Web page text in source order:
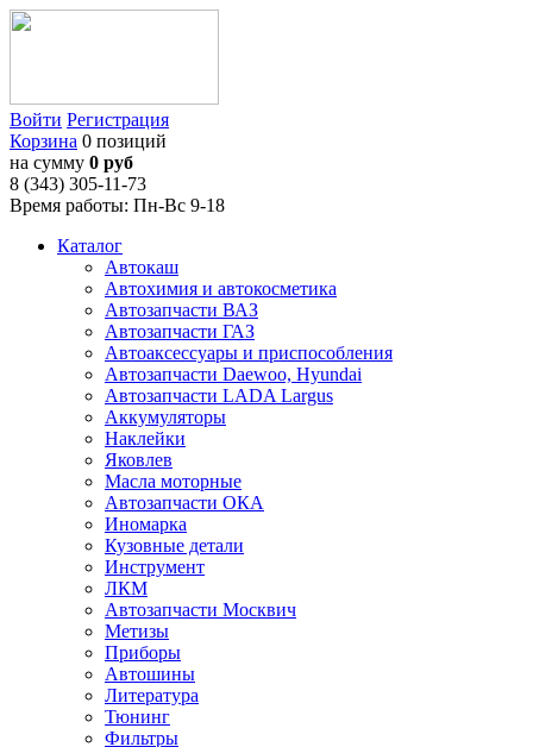
Войти Регистрация
Корзина 0 позиций
на сумму 0 руб
8 (343) 305-11-73
Время работы: Пн-Вс 9-18
Каталог
Автокаш
Автохимия и автокосметика
Автозапчасти ВАЗ
Автозапчасти ГАЗ
Автоаксессуары и приспособления
Автозапчасти Daewoo, Hyundai
Автозапчасти LADA Largus
Аккумуляторы
Наклейки
Яковлев
Масла моторные
Автозапчасти ОКА
Иномарка
Кузовные детали
Инструмент
ЛКМ
Автозапчасти Москвич
Метизы
Приборы
Автошины
Литература
Тюнинг
Фильтры